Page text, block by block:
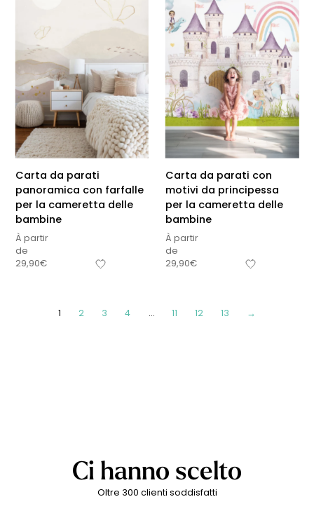
Carta da parati
panoramica con farfalle
per la cameretta delle
bambine
À partir
de
29,90€
Carta da parati con
motivi da principessa
per la cameretta delle
bambine
À partir
de
29,90€
1 2 3 4 … 11 12 13 →
Ci hanno scelto
Oltre 300 clienti soddisfatti